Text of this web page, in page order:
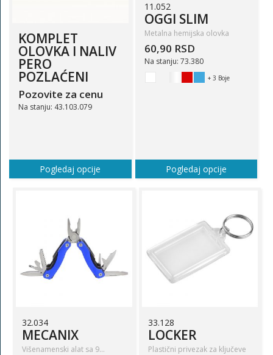
KOMPLET
OLOVKA I NALIV
PERO
POZLAĆENI
Pozovite za cenu
Na stanju: 43.103.079
Pogledaj opcije
11.052
OGGI SLIM
Metalna hemijska olovka
60,90 RSD
Na stanju: 73.380
+ 3 Boje
Pogledaj opcije
32.034
MECANIX
Višenamenski alat sa 9…
33.128
LOCKER
Plastični privezak za ključeve